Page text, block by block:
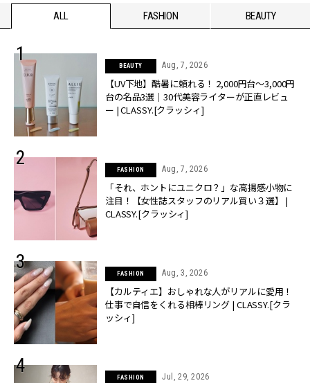
ALL FASHION BEAUTY
BEAUTY Aug, 7, 2026
【UV下地】酷暑に頼れる！ 2,000円台〜3,000円
台の名品3選｜30代美容ライターが正直レビュ
ー | CLASSY.[クラッシィ]
FASHION Aug, 7, 2026
「それ、ホントにユニクロ？」な高揚感小物に
注目！【女性誌スタッフのリアル買い３選】 |
CLASSY.[クラッシィ]
FASHION Aug, 3, 2026
【カルティエ】おしゃれな人がリアルに愛用！
仕事で自信をくれる相棒リング | CLASSY.[クラ
ッシィ]
FASHION Jul, 29, 2026